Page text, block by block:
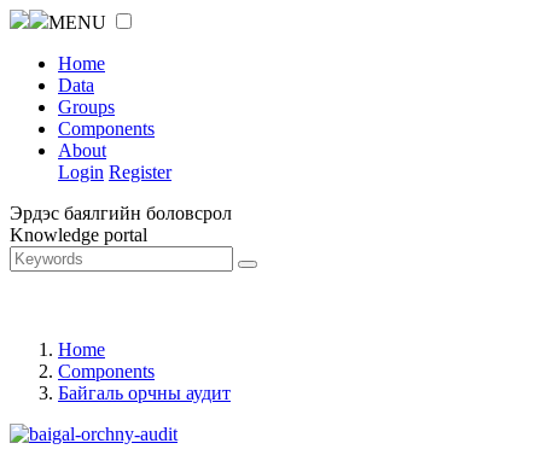
MENU
Home
Data
Groups
Components
About
Login Register
Эрдэс баялгийн боловсрол
Knowledge portal
Home
Components
Байгаль орчны аудит